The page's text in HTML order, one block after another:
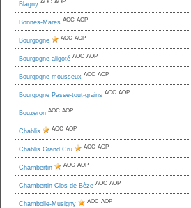
Blagny AOC AOP
Bonnes-Mares AOC AOP
Bourgogne AOC AOP
Bourgogne aligoté AOC AOP
Bourgogne mousseux AOC AOP
Bourgogne Passe-tout-grains AOC AOP
Bouzeron AOC AOP
Chablis AOC AOP
Chablis Grand Cru AOC AOP
Chambertin AOC AOP
Chambertin-Clos de Bèze AOC AOP
Chambolle-Musigny AOC AOP